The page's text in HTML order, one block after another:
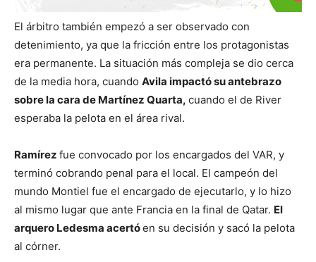
El árbitro también empezó a ser observado con
detenimiento, ya que la fricción entre los protagonistas
era permanente. La situación más compleja se dio cerca
de la media hora, cuando Avila impactó su antebrazo
sobre la cara de Martínez Quarta, cuando el de River
esperaba la pelota en el área rival.
Ramírez fue convocado por los encargados del VAR, y
terminó cobrando penal para el local. El campeón del
mundo Montiel fue el encargado de ejecutarlo, y lo hizo
al mismo lugar que ante Francia en la final de Qatar. El
arquero Ledesma acertóen su decisión y sacó la pelota
al córner.